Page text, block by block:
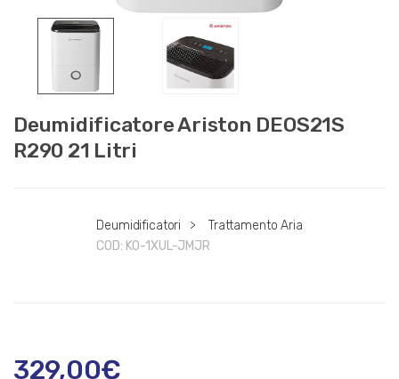
Deumidificatore Ariston DEOS21S
R290 21 Litri
Deumidificatori >
Trattamento Aria
COD: K0-1XUL-JMJR
329,00€